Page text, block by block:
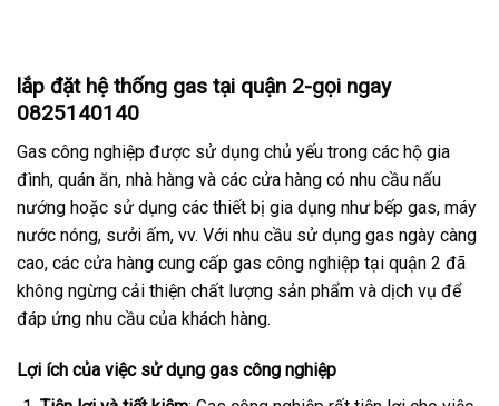
lắp đặt hệ thống gas tại quận 2-gọi ngay
0825140140
Gas công nghiệp được sử dụng chủ yếu trong các hộ gia
đình, quán ăn, nhà hàng và các cửa hàng có nhu cầu nấu
nướng hoặc sử dụng các thiết bị gia dụng như bếp gas, máy
nước nóng, sưởi ấm, vv. Với nhu cầu sử dụng gas ngày càng
cao, các cửa hàng cung cấp gas công nghiệp tại quận 2 đã
không ngừng cải thiện chất lượng sản phẩm và dịch vụ để
đáp ứng nhu cầu của khách hàng.
Lợi ích của việc sử dụng gas công nghiệp